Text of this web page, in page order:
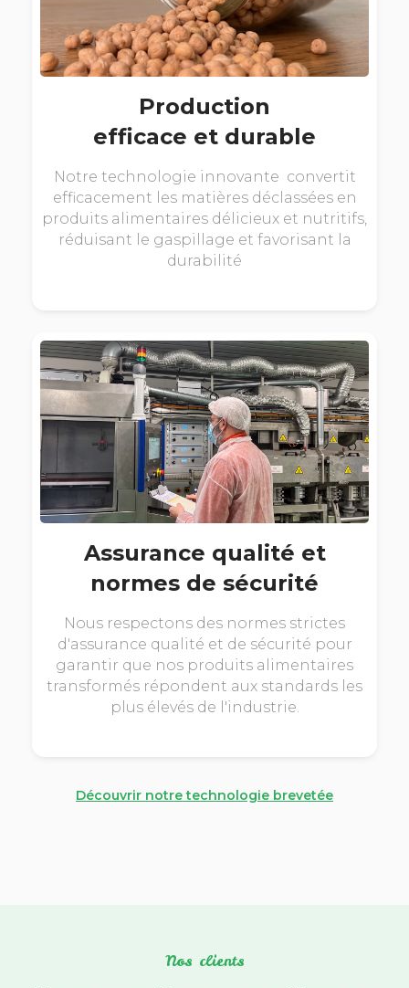
Production
efficace et durable
Notre technologie innovante convertit
efficacement les matières déclassées en
produits alimentaires délicieux et nutritifs,
réduisant le gaspillage et favorisant la
durabilité
Assurance qualité et
normes de sécurité
Nous respectons des normes strictes
d'assurance qualité et de sécurité pour
garantir que nos produits alimentaires
transformés répondent aux standards les
plus élevés de l'industrie.
Découvrir notre technologie brevetée
Nos clients